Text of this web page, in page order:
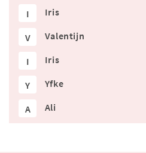
I Iris
V Valentijn
I Iris
Y Yfke
A Ali